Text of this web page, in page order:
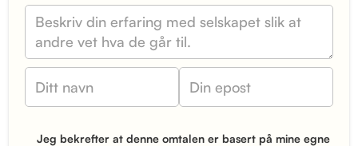
Jeg bekrefter at denne omtalen er basert på mine egne